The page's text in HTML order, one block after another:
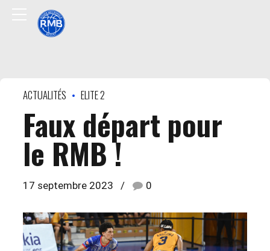
ACTUALITÉS ELITE 2
Faux départ pour
le RMB !
17 septembre 2023 0